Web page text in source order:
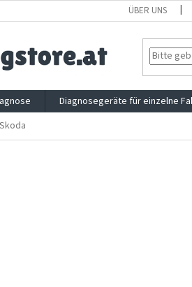
ÜBER UNS
Diagnosegeräte für einzelne
Skoda